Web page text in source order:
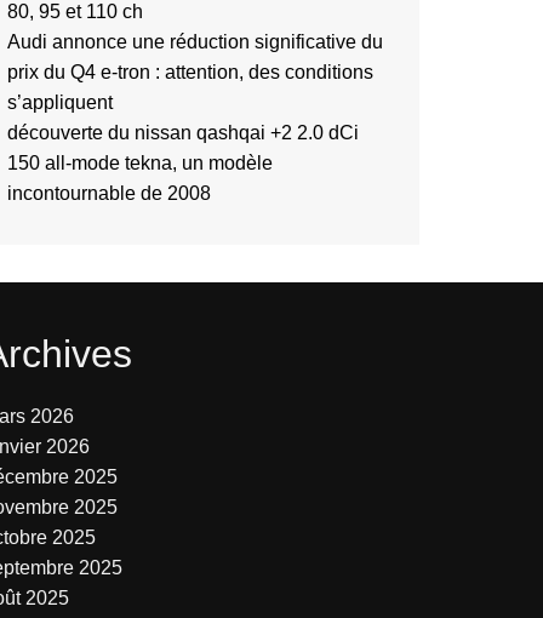
80, 95 et 110 ch
Audi annonce une réduction significative du
prix du Q4 e-tron : attention, des conditions
s’appliquent
découverte du nissan qashqai +2 2.0 dCi
150 all-mode tekna, un modèle
incontournable de 2008
2026
2026
2025
2025
2025
2025
2025